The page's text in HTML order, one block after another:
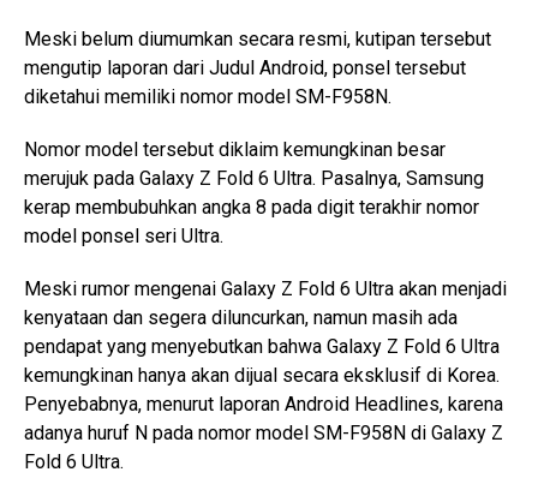
Meski belum diumumkan secara resmi, kutipan tersebut
mengutip laporan dari Judul Android, ponsel tersebut
diketahui memiliki nomor model SM-F958N.
Nomor model tersebut diklaim kemungkinan besar
merujuk pada Galaxy Z Fold 6 Ultra. Pasalnya, Samsung
kerap membubuhkan angka 8 pada digit terakhir nomor
model ponsel seri Ultra.
Meski rumor mengenai Galaxy Z Fold 6 Ultra akan menjadi
kenyataan dan segera diluncurkan, namun masih ada
pendapat yang menyebutkan bahwa Galaxy Z Fold 6 Ultra
kemungkinan hanya akan dijual secara eksklusif di Korea.
Penyebabnya, menurut laporan Android Headlines, karena
adanya huruf N pada nomor model SM-F958N di Galaxy Z
Fold 6 Ultra.